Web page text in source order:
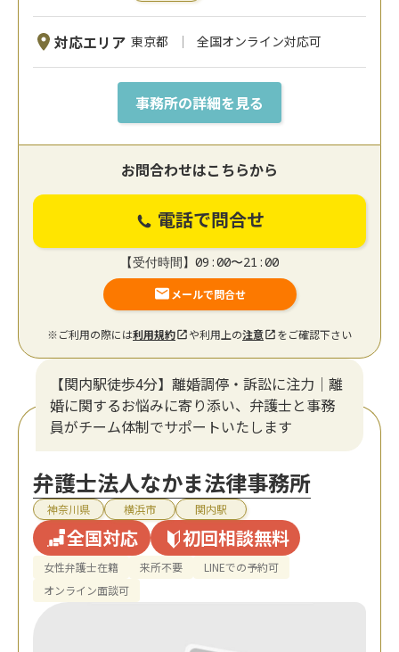
対応エリア 東京都 全国オンライン対応可
事務所の詳細を見る
お問合わせはこちらから
電話で問合せ
【受付時間】09:00〜21:00
メールで問合せ
※ご利用の際には利用規約 や利用上の注意 をご確認下さい
【関内駅徒歩4分】離婚調停・訴訟に注力│離
婚に関するお悩みに寄り添い、弁護士と事務
員がチーム体制でサポートいたします
弁護士法人なかま法律事務所
神奈川県 横浜市 関内駅
全国対応 初回相談無料
女性弁護士在籍 来所不要
LINEでの予約可
オンライン面談可